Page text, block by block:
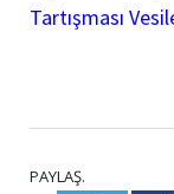
Tartışması
PAYLAŞ.